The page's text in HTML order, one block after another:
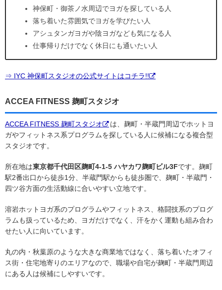
神保町・御茶ノ水周辺でヨガを探している人
落ち着いた雰囲気でヨガを学びたい人
アシュタンガヨガや陰ヨガなども気になる人
仕事帰りだけでなく休日にも通いたい人
⇒ IYC 神保町スタジオの公式サイトはコチラ!!
ACCEA FITNESS 麹町スタジオ
ACCEA FITNESS 麹町スタジオ
は、麹町・半蔵門周辺でホットヨ
ガやフィットネス系プログラムを探している人に候補になる複合型
スタジオです。
所在地は東京都千代田区麹町4-1-5 ハヤカワ麹町ビル3Fです。麹町
駅2番出口から徒歩1分、半蔵門駅からも徒歩圏で、麹町・半蔵門・
四ツ谷方面の生活動線に合いやすい立地です。
溶岩ホットヨガ系のプログラムやフィットネス、格闘技系のプログ
ラムも扱っているため、ヨガだけでなく、汗をかく運動も組み合わ
せたい人に向いています。
丸の内・秋葉原のような大きな商業地ではなく、落ち着いたオフィ
ス街・住宅地寄りのエリアなので、職場や自宅が麹町・半蔵門周辺
にある人は候補にしやすいです。